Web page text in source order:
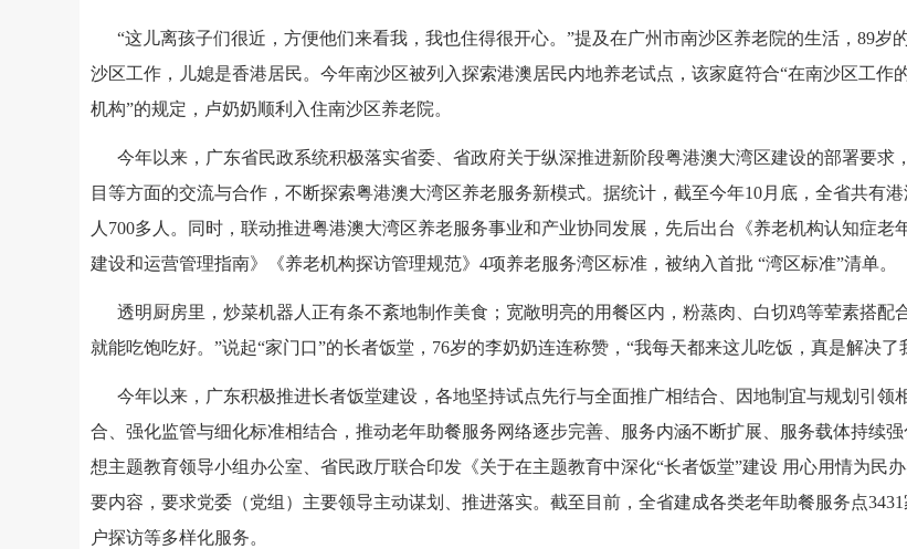
“这儿离孩子们很近，方便他们来看我，我也住得很开心。”提及在广州市南沙区养老院的生活，89
沙区工作，儿媳是香港居民。今年南沙区被列入探索港澳居民内地养老试点，该家庭符合“在南沙区工
机构”的规定，卢奶奶顺利入住南沙区养老院。
今年以来，广东省民政系统积极落实省委、省政府关于纵深推进新阶段粤港澳大湾区建设的部署要
目等方面的交流与合作，不断探索粤港澳大湾区养老服务新模式。据统计，截至今年10月底，全省共有
人700多人。同时，联动推进粤港澳大湾区养老服务事业和产业协同发展，先后出台《养老机构认知症
建设和运营管理指南》《养老机构探访管理规范》4项养老服务湾区标准，被纳入首批 “湾区标准”清单。
透明厨房里，炒菜机器人正有条不紊地制作美食；宽敞明亮的用餐区内，粉蒸肉、白切鸡等荤素搭
就能吃饱吃好。”说起“家门口”的长者饭堂，76岁的李奶奶连连称赞，“我每天都来这儿吃饭，真是解决
今年以来，广东积极推进长者饭堂建设，各地坚持试点先行与全面推广相结合、因地制宜与规划引
合、强化监管与细化标准相结合，推动老年助餐服务网络逐步完善、服务内涵不断扩展、服务载体持续
想主题教育领导小组办公室、省民政厅联合印发《关于在主题教育中深化“长者饭堂”建设 用心用情为民
要内容，要求党委（党组）主要领导主动谋划、推进落实。截至目前，全省建成各类老年助餐服务点
户探访等多样化服务。